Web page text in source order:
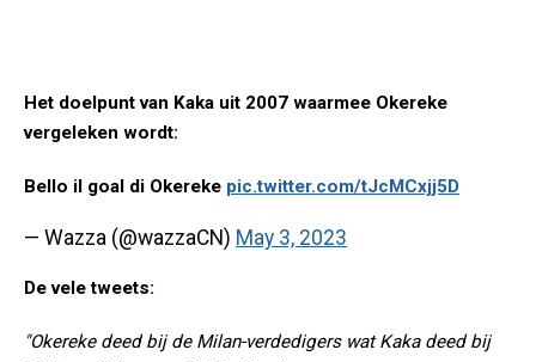
Het doelpunt van Kaka uit 2007 waarmee Okereke
vergeleken wordt:
Bello il goal di Okereke pic.twitter.com/tJcMCxjj5D
— Wazza (@wazzaCN) May 3, 2023
De vele tweets:
"Okereke deed bij de Milan-verdedigers wat Kaka deed bij